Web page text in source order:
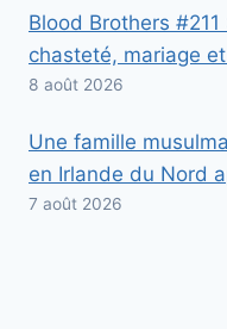
Blood Brothers
chasteté, mariage
8 août 2026
Une famille
en Irlande du Nord
7 août 2026